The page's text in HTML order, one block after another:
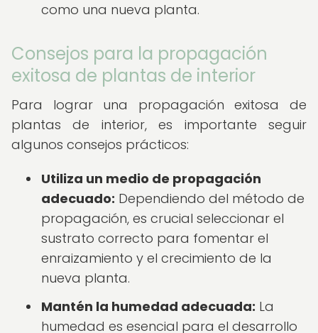
como una nueva planta.
Consejos para la propagación
exitosa de plantas de interior
Para lograr una propagación exitosa de
plantas de interior, es importante seguir
algunos consejos prácticos:
Utiliza un medio de propagación
adecuado: Dependiendo del método de
propagación, es crucial seleccionar el
sustrato correcto para fomentar el
enraizamiento y el crecimiento de la
nueva planta.
Mantén la humedad adecuada: La
humedad es esencial para el desarrollo